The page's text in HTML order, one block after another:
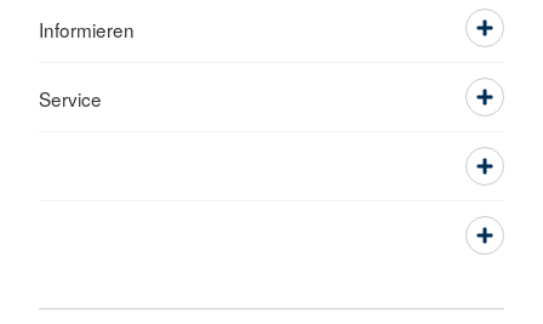
Informieren
Service